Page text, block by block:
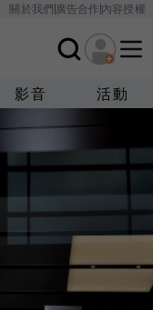
關於我們廣告合作內容授權
影音 活動